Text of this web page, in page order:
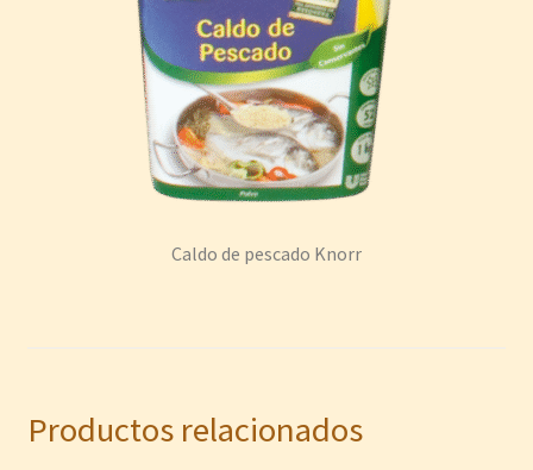
Caldo de pescado Knorr
Productos relacionados